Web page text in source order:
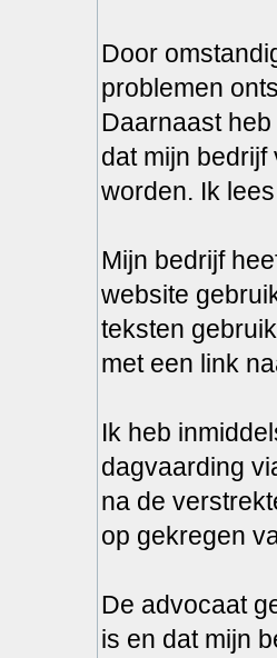
Door
problemen
Daarnaast
dat mijn
worden. Ik
Mijn bedrijf
website
teksten
met een link
Ik heb
dagvaarding
na de
op gekregen
De advocaat
is en dat mijn